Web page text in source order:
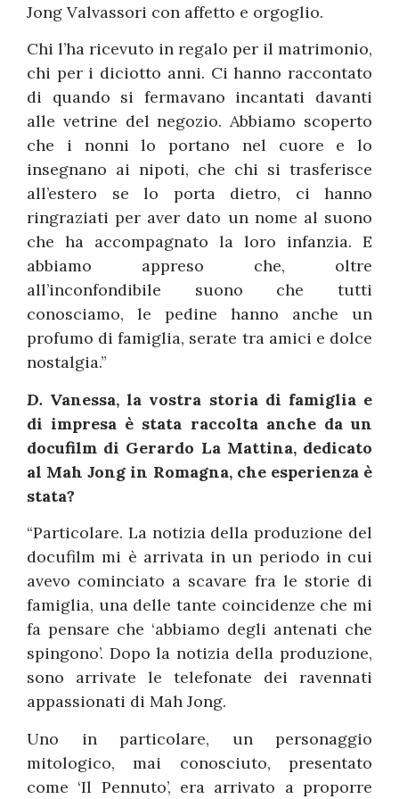
Jong Valvassori con affetto e orgoglio.
Chi l’ha ricevuto in regalo per il matrimonio,
chi per i diciotto anni. Ci hanno raccontato
di quando si fermavano incantati davanti
alle vetrine del negozio. Abbiamo scoperto
che i nonni lo portano nel cuore e lo
insegnano ai nipoti, che chi si trasferisce
all’estero se lo porta dietro, ci hanno
ringraziati per aver dato un nome al suono
che ha accompagnato la loro infanzia. E
abbiamo appreso che, oltre
all’inconfondibile suono che tutti
conosciamo, le pedine hanno anche un
profumo di famiglia, serate tra amici e dolce
nostalgia.”
D. Vanessa, la vostra storia di famiglia e
di impresa è stata raccolta anche da un
docufilm di Gerardo La Mattina, dedicato
al Mah Jong in Romagna, che esperienza è
stata?
“Particolare. La notizia della produzione del
docufilm mi è arrivata in un periodo in cui
avevo cominciato a scavare fra le storie di
famiglia, una delle tante coincidenze che mi
fa pensare che ‘abbiamo degli antenati che
spingono’. Dopo la notizia della produzione,
sono arrivate le telefonate dei ravennati
appassionati di Mah Jong.
Uno in particolare, un personaggio
mitologico, mai conosciuto, presentato
come ‘Il Pennuto’, era arrivato a proporre